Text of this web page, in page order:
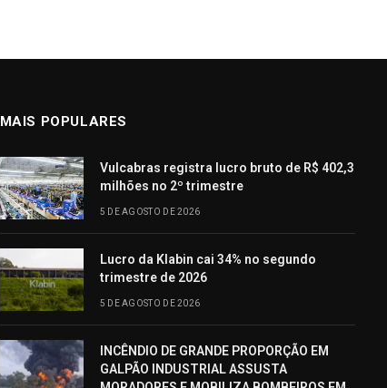
MAIS POPULARES
Vulcabras registra lucro bruto de R$ 402,3
milhões no 2º trimestre
5 DE AGOSTO DE 2026
Lucro da Klabin cai 34% no segundo
trimestre de 2026
5 DE AGOSTO DE 2026
INCÊNDIO DE GRANDE PROPORÇÃO EM
GALPÃO INDUSTRIAL ASSUSTA